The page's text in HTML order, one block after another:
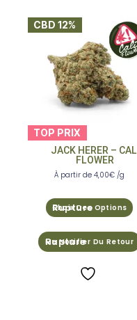
TOP PRIX
CBD 12%
JACK HERER – CALI
FLOWER
À partir de 4,00€ /g
Choix Des Options
Me Notifier Du Retour